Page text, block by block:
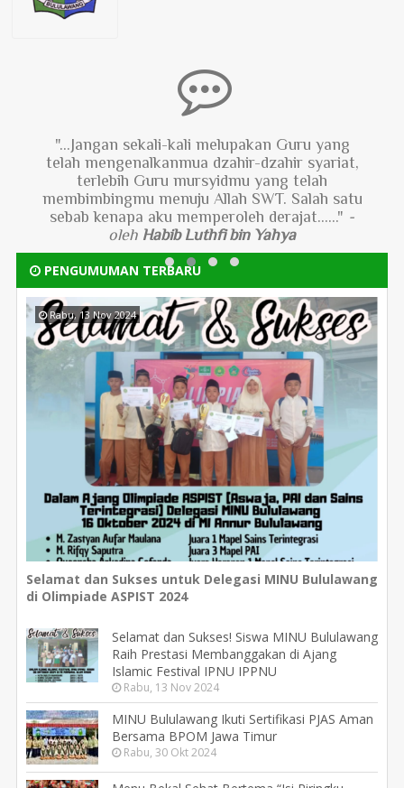
"...Jangan sekali-kali melupakan Guru yang
telah mengenalkanmua dzahir-dzahir syariat,
terlebih Guru mursyidmu yang telah
membimbingmu menuju Allah SWT. Salah satu
sebab kenapa aku memperoleh derajat......" -
oleh Habib Luthfi bin Yahya
PENGUMUMAN TERBARU
Rabu, 13 Nov 2024
Selamat dan Sukses untuk Delegasi MINU Bululawang
di Olimpiade ASPIST 2024
Selamat dan Sukses! Siswa MINU Bululawang
Raih Prestasi Membanggakan di Ajang
Islamic Festival IPNU IPPNU
Rabu, 13 Nov 2024
MINU Bululawang Ikuti Sertifikasi PJAS Aman
Bersama BPOM Jawa Timur
Rabu, 30 Okt 2024